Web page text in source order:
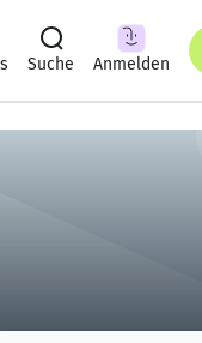
Suche Anmelden